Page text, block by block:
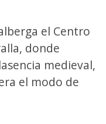
el Centro
donde
medieval,
el modo de